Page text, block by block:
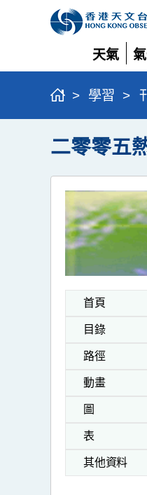
天氣
展
開
展
開
> 學習 >
二零零五
首頁
目錄
路徑
動畫
圖
表
其他資料